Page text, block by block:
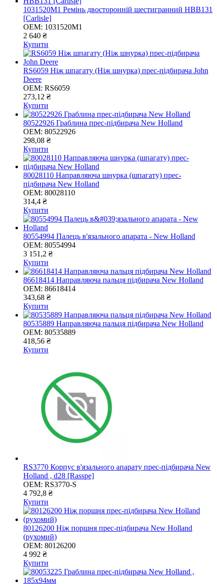
1031520M1 Ремінь двосторонній шестигранний HBB131
[Carlisle]
OEM: 1031520M1
2 640 ₴
Купити
RS6059 Ніж шпагату (Ніж шнурка) прес-підбирача John
Deere
OEM: RS6059
273,12 ₴
Купити
80522926 Граблина прес-підбирача New Holland
OEM: 80522926
298,08 ₴
Купити
80028110 Направляюча шнурка (шпагату) прес-
підбирача New Holland
OEM: 80028110
314,4 ₴
Купити
80554994 Палець в'язального апарата - New Holland
OEM: 80554994
3 151,2 ₴
Купити
86618414 Направляюча пальця підбирача New Holland
OEM: 86618414
343,68 ₴
Купити
80535889 Направляюча пальця підбирача New Holland
OEM: 80535889
418,56 ₴
Купити
RS3770 Корпус в'язального апарату прес-підбирача New
Holland , d28 [Rasspe]
OEM: RS3770-S
4 792,8 ₴
Купити
80126200 Ніж поршня прес-підбирача New Holland
(рухомий)
OEM: 80126200
4 992 ₴
Купити